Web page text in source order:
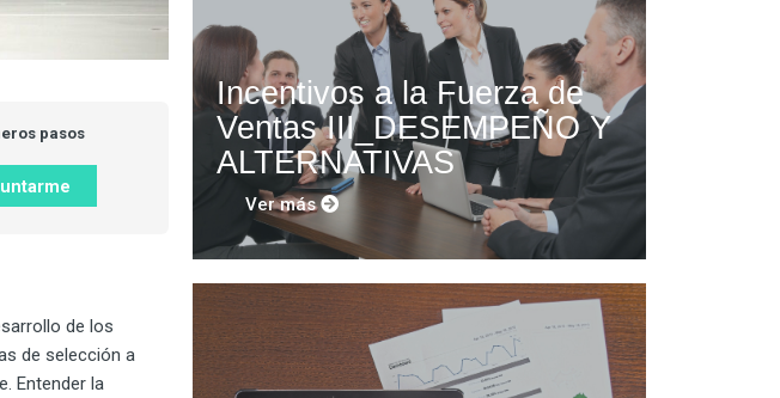
pasos
de los
de selección a
Entender la
Incentivos a la Fuerza de
Ventas III_DESEMPEÑO Y
ALTERNATIVAS
Ver más